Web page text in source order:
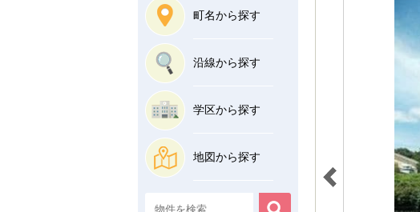
町名から探す
沿線から探す
学区から探す
地図から探す